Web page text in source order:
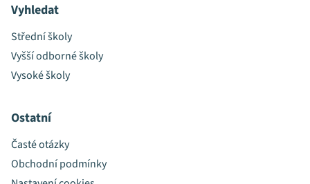
Vyhledat
Střední školy
Vyšší odborné školy
Vysoké školy
Ostatní
Časté otázky
Obchodní podmínky